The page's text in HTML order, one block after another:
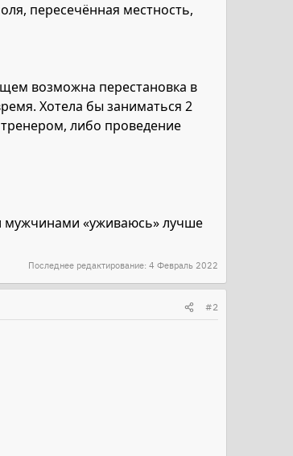
пересечённая местность,
возможна перестановка в
Хотела бы заниматься 2
либо проведение
мужчинами «уживаюсь» лучше
Последнее редактирование: 4 Февраль 2022
#2